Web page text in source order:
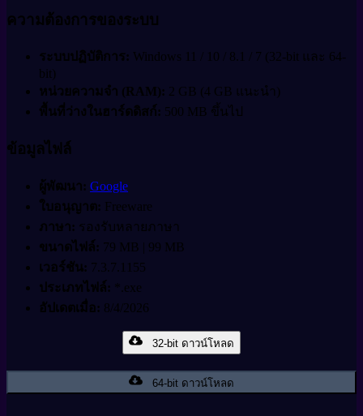
ความต้องการของระบบ
ระบบปฏิบัติการ: Windows 11 / 10 / 8.1 / 7 (32-bit และ 64-
bit)
หน่วยความจำ (RAM): 2 GB (4 GB แนะนำ)
พื้นที่ว่างในฮาร์ดดิสก์: 500 MB ขึ้นไป
ข้อมูลไฟล์
ผู้พัฒนา: Google
ใบอนุญาต: Freeware
ภาษา: รองรับหลายภาษา
ขนาดไฟล์: 79 MB | 99 MB
เวอร์ชัน: 7.3.7.1155
ประเภทไฟล์: *.exe
อัปเดตเมื่อ: 8/4/2026
32-bit ดาวน์โหลด
64-bit ดาวน์โหลด